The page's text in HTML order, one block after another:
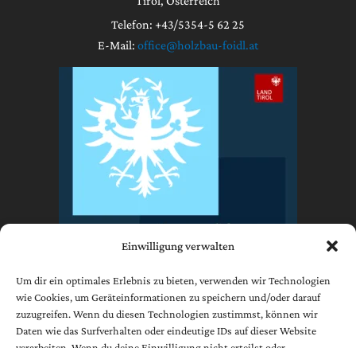
Einwilligung verwalten
Um dir ein optimales Erlebnis zu bieten, verwenden wir Technologien
wie Cookies, um Geräteinformationen zu speichern und/oder darauf
zuzugreifen. Wenn du diesen Technologien zustimmst, können wir
Daten wie das Surfverhalten oder eindeutige IDs auf dieser Website
Telefon: +43/5354-5 62 25
E-Mail: office@holzbau-foidl.at
Impressum
Datenschutzerklärung